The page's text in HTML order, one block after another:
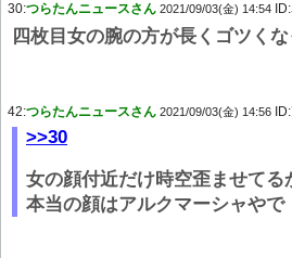
30:つらたんニュースさん 2021/09/03(金) 14:54 ID:
四枚目女の腕の方が長くゴツく
42:つらたんニュースさん 2021/09/03(金) 14:56 ID:
>>30
女の顔付近だけ時空歪ませてる
本当の顔はアルクマーシャやで